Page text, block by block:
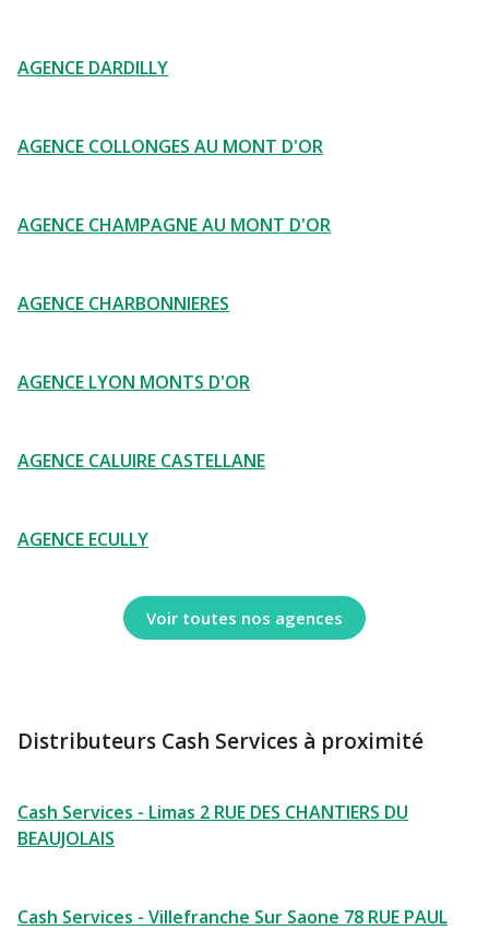
AGENCE DARDILLY
AGENCE COLLONGES AU MONT D'OR
AGENCE CHAMPAGNE AU MONT D'OR
AGENCE CHARBONNIERES
AGENCE LYON MONTS D'OR
AGENCE CALUIRE CASTELLANE
AGENCE ECULLY
Voir toutes nos agences
Distributeurs Cash Services à proximité
Cash Services - Limas 2 RUE DES CHANTIERS DU
BEAUJOLAIS
Cash Services - Villefranche Sur Saone 78 RUE PAUL